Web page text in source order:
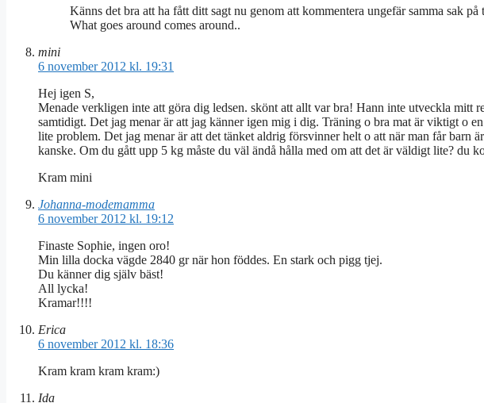
Känns det bra att ha fått ditt sagt nu genom att kommentera ungefär samma sak
What goes around comes around..
mini
6 november 2012 kl. 19:31
Hej igen S,
Menade verkligen inte att göra dig ledsen. skönt att allt var bra! Hann inte utveckla mitt
samtidigt. Det jag menar är att jag känner igen mig i dig. Träning o bra mat är viktigt o
lite problem. Det jag menar är att det tänket aldrig försvinner helt o att när man får barn
kanske. Om du gått upp 5 kg måste du väl ändå hålla med om att det är väldigt lite? du
Kram mini
Johanna-modemamma
6 november 2012 kl. 19:12
Finaste Sophie, ingen oro!
Min lilla docka vägde 2840 gr när hon föddes. En stark och pigg tjej.
Du känner dig själv bäst!
All lycka!
Kramar!!!!
Erica
6 november 2012 kl. 18:36
Kram kram kram kram:)
Ida